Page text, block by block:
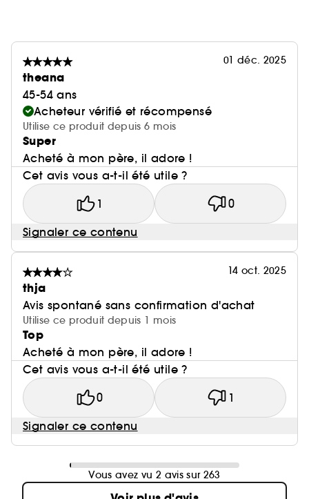
01 déc. 2025
theana
45-54 ans
Acheteur vérifié et récompensé
Utilise ce produit depuis 6 mois
Super
Acheté à mon père, il adore !
Cet avis vous a-t-il été utile ?
1 0
Signaler ce contenu
14 oct. 2025
thja
Avis spontané sans confirmation d'achat
Utilise ce produit depuis 1 mois
Top
Acheté à mon père, il adore !
Cet avis vous a-t-il été utile ?
0 1
Signaler ce contenu
Vous avez vu 2 avis sur 263